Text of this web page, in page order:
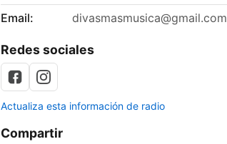
Email:
divasmasmusica@gmail.com
Redes sociales
Actualiza esta información de radio
Compartir